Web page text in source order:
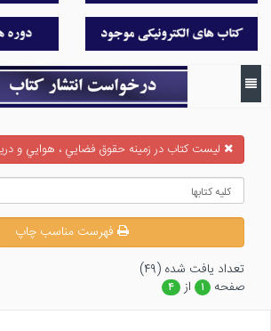
ليست كتاب در زمينه حقوق فضايي ، هوايي و
فهرست مناسب چاپ
تعداد يافت شده (۴۹)
صفحه
۱ از ۴